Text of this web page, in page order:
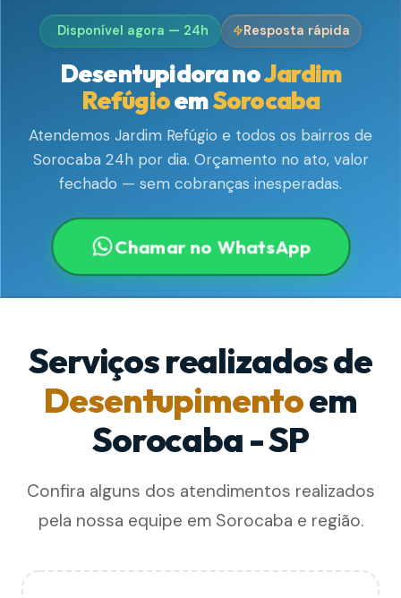
Disponível agora — 24h Resposta rápida
Desentupidora noJardim
RefúgioemSorocaba
Atendemos Jardim Refúgio e todos os bairros de
Sorocaba 24h por dia. Orçamento no ato, valor
fechado — sem cobranças inesperadas.
Chamar no WhatsApp
Serviços realizados de
Desentupimentoem
Sorocaba - SP
Confira alguns dos atendimentos realizados
pela nossa equipe em Sorocaba e região.